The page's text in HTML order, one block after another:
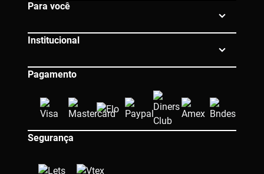
Para você
Institucional
Pagamento
Segurança